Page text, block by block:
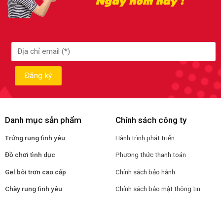
Danh mục sản phẩm
Trứng rung tình yêu
Đồ chơi tình dục
Gel bôi trơn cao cấp
Chày rung tình yêu
Chính sách công ty
Hành trình phát triển
Phương thức thanh toán
Chính sách bảo hành
Chính sách bảo mật thông tin